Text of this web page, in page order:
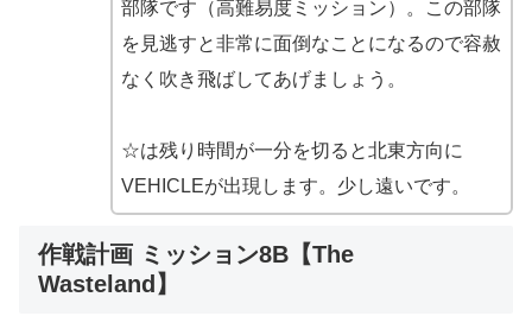
部隊です（高難易度ミッション）。この部隊
を見逃すと非常に面倒なことになるので容赦
なく吹き飛ばしてあげましょう。
☆は残り時間が一分を切ると北東方向に
VEHICLEが出現します。少し遠いです。
作戦計画 ミッション8B【The
Wasteland】